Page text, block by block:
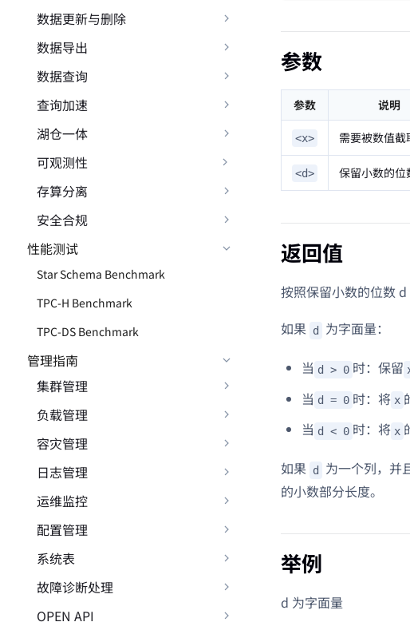
数据更新与删除
数据导出
数据查询
查询加速
湖仓一体
可观测性
存算分离
安全合规
性能测试
Star Schema Benchmark
TPC-H Benchmark
TPC-DS Benchmark
管理指南
集群管理
负载管理
容灾管理
日志管理
运维监控
配置管理
系统表
故障诊断处理
OPEN API
参数
参数 说明
<x> 需要被数值截
<d> 保留小数的位
返回值
按照保留小数的位数 d
如果 d 为字面量：
当 d > 0 时：保留
当 d = 0 时：将 x
当 d < 0 时：将 x
如果 d
为一个列，并
的小数部分长度。
举例
d 为字面量